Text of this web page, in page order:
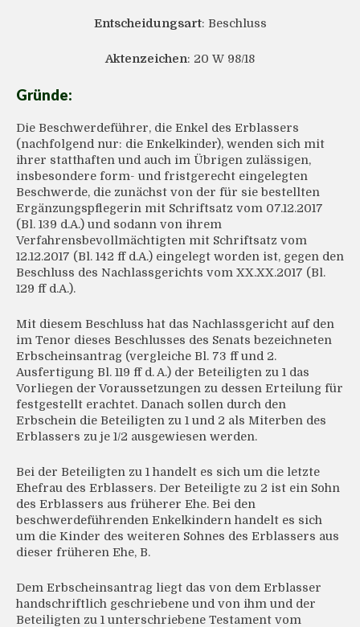
Entscheidungsart: Beschluss
Aktenzeichen: 20 W 98/18
Gründe:
Die Beschwerdeführer, die Enkel des Erblassers
(nachfolgend nur: die Enkelkinder), wenden sich mit
ihrer statthaften und auch im Übrigen zulässigen,
insbesondere form- und fristgerecht eingelegten
Beschwerde, die zunächst von der für sie bestellten
Ergänzungspflegerin mit Schriftsatz vom 07.12.2017
(Bl. 139 d.A.) und sodann von ihrem
Verfahrensbevollmächtigten mit Schriftsatz vom
12.12.2017 (Bl. 142 ff d.A.) eingelegt worden ist, gegen den
Beschluss des Nachlassgerichts vom XX.XX.2017 (Bl.
129 ff d.A.).
Mit diesem Beschluss hat das Nachlassgericht auf den
im Tenor dieses Beschlusses des Senats bezeichneten
Erbscheinsantrag (vergleiche Bl. 73 ff und 2.
Ausfertigung Bl. 119 ff d. A.) der Beteiligten zu 1 das
Vorliegen der Voraussetzungen zu dessen Erteilung für
festgestellt erachtet. Danach sollen durch den
Erbschein die Beteiligten zu 1 und 2 als Miterben des
Erblassers zu je 1/2 ausgewiesen werden.
Bei der Beteiligten zu 1 handelt es sich um die letzte
Ehefrau des Erblassers. Der Beteiligte zu 2 ist ein Sohn
des Erblassers aus früherer Ehe. Bei den
beschwerdeführenden Enkelkindern handelt es sich
um die Kinder des weiteren Sohnes des Erblassers aus
dieser früheren Ehe, B.
Dem Erbscheinsantrag liegt das von dem Erblasser
handschriftlich geschriebene und von ihm und der
Beteiligten zu 1 unterschriebene Testament vom